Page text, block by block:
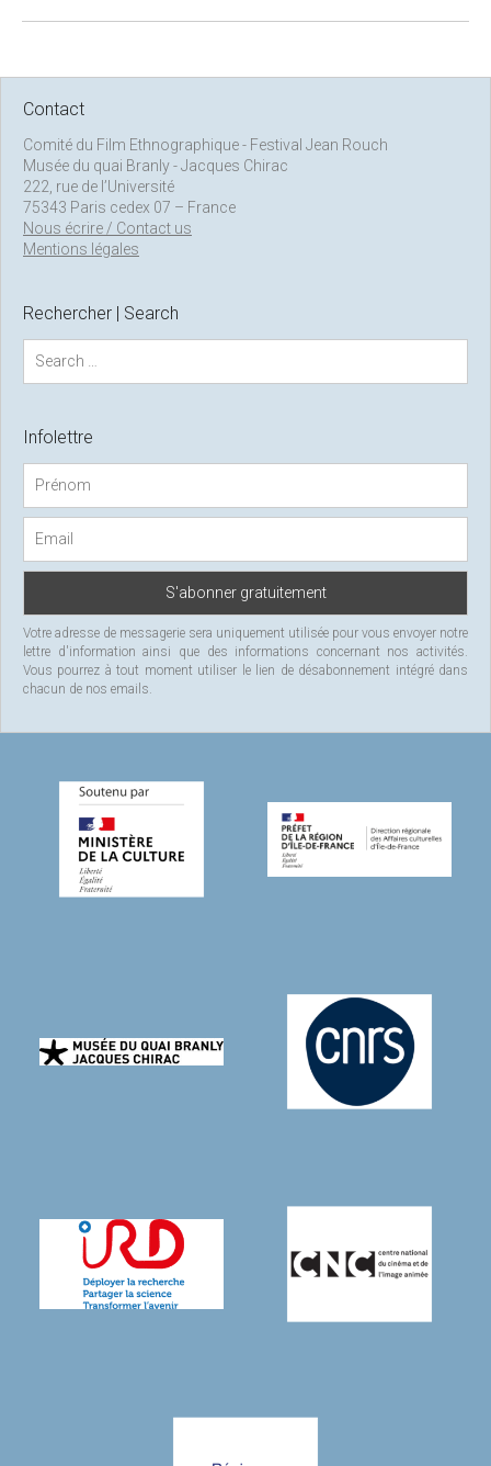
Contact
Comité du Film Ethnographique - Festival Jean Rouch
Musée du quai Branly - Jacques Chirac
222, rue de l’Université
75343 Paris cedex 07 – France
Nous écrire / Contact us
Mentions légales
Rechercher | Search
a
c
r
Infolettre
Votre adresse de messagerie sera uniquement utilisée pour vous envoyer notre
lettre d'information ainsi que des informations concernant nos activités.
Vous pourrez à tout moment utiliser le lien de désabonnement intégré dans
chacun de nos emails.